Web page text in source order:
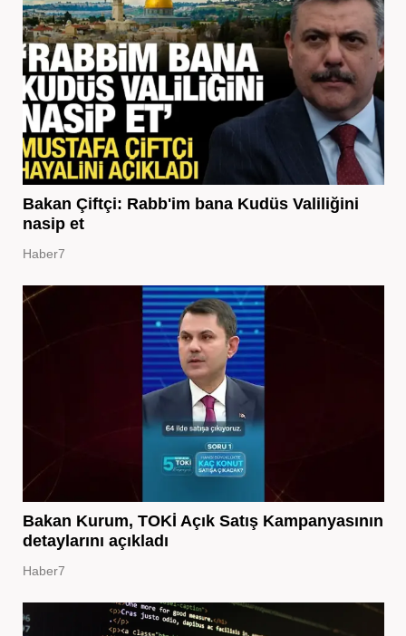
Bakan Çiftçi: Rabb'im bana Kudüs Valiliğini
nasip et
Haber7
Bakan Kurum, TOKİ Açık Satış Kampanyasının
detaylarını açıkladı
Haber7